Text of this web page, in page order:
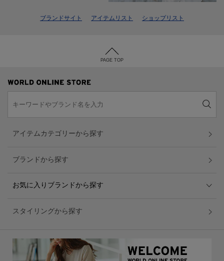
ブランドサイト アイテムリスト ショップリスト
PAGE TOP
アイテムカテゴリーから探す
ブランドから探す
お気に入りブランドから探す
スタイリングから探す